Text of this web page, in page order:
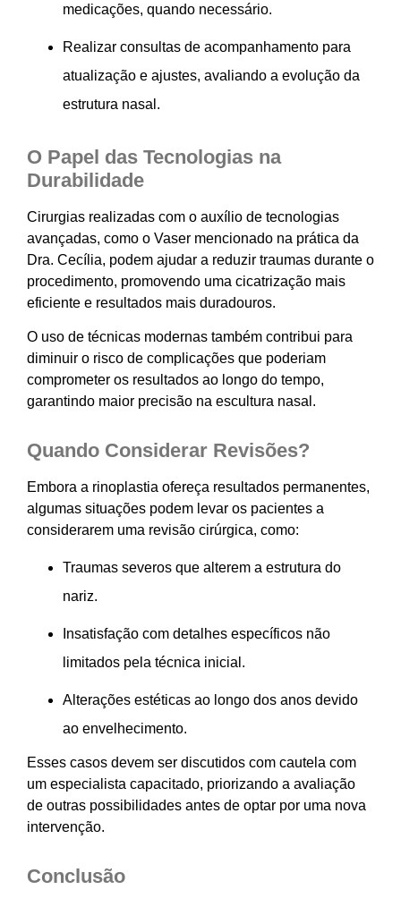
medicações, quando necessário.
Realizar consultas de acompanhamento para
atualização e ajustes, avaliando a evolução da
estrutura nasal.
O Papel das Tecnologias na
Durabilidade
Cirurgias realizadas com o auxílio de tecnologias
avançadas, como o Vaser mencionado na prática da
Dra. Cecília, podem ajudar a reduzir traumas durante o
procedimento, promovendo uma cicatrização mais
eficiente e resultados mais duradouros.
O uso de técnicas modernas também contribui para
diminuir o risco de complicações que poderiam
comprometer os resultados ao longo do tempo,
garantindo maior precisão na escultura nasal.
Quando Considerar Revisões?
Embora a rinoplastia ofereça resultados permanentes,
algumas situações podem levar os pacientes a
considerarem uma revisão cirúrgica, como:
Traumas severos que alterem a estrutura do
nariz.
Insatisfação com detalhes específicos não
limitados pela técnica inicial.
Alterações estéticas ao longo dos anos devido
ao envelhecimento.
Esses casos devem ser discutidos com cautela com
um especialista capacitado, priorizando a avaliação
de outras possibilidades antes de optar por uma nova
intervenção.
Conclusão